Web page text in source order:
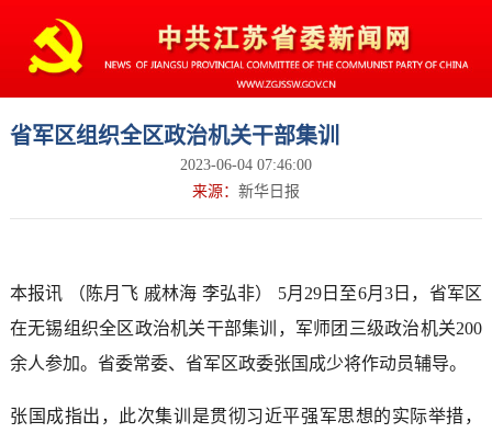
省军区组织全区政治机关干部集训
2023-06-04 07:46:00
来源： 新华日报
本报讯 （陈月飞 戚林海 李弘非） 5月29日至6月3日，省军区
在无锡组织全区政治机关干部集训，军师团三级政治机关200
余人参加。省委常委、省军区政委张国成少将作动员辅导。
张国成指出，此次集训是贯彻习近平强军思想的实际举措，